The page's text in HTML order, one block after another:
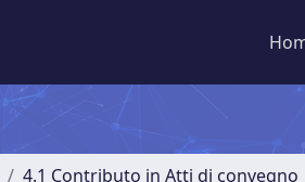
4.1 Contributo in Atti di convegno